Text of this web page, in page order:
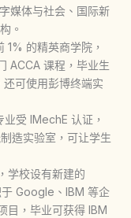
媒体与社会、国际新
。
1% 的精英商学院，
ACCA 课程，毕业生
可使用彭博终端实
受 IMechE 认证，
造实验室，可让学生
学校设有新建的
Google、IBM 等企
目，毕业可获得 IBM